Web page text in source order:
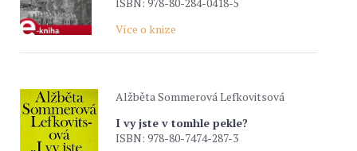
Více o knize
Alžběta Sommerová Lefkovitsová
I vy jste v tomhle pekle?
ISBN: 978-80-7474-287-3